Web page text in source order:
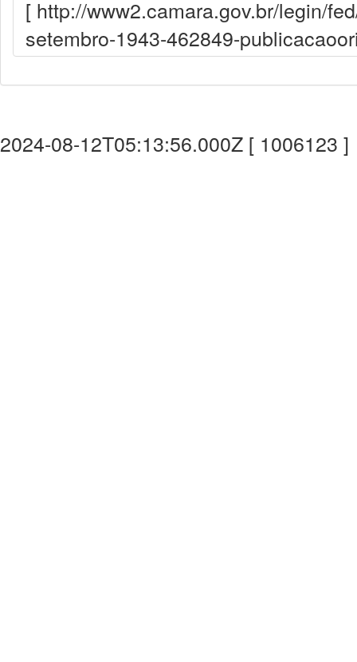
[ http://www2.camara.gov.br/legin/
setembro-1943-462849-
2024-08-12T05:13:56.000Z [ 1006123 ]